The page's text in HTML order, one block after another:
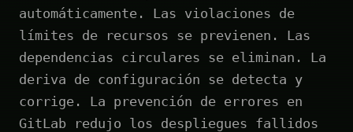
automáticamente. Las violaciones de
límites de recursos se previenen. Las
dependencias circulares se eliminan. La
deriva de configuración se detecta y
corrige. La prevención de errores en
GitLab redujo los despliegues fallidos